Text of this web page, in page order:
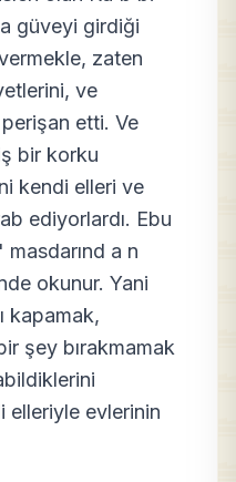
güveyi girdiği
zaten
ve
etti. Ve
bir korku
kendi elleri ve
ediyorlardı. Ebu
a n
okunur. Yani
kapamak,
şey bırakmamak
elleriyle evlerinin